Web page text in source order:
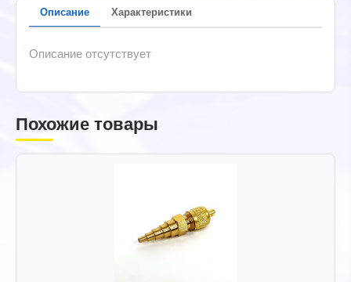
Описание Характеристики
Описание отсутствует
Похожие товары